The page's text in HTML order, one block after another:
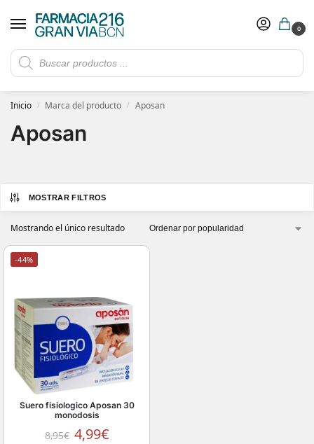
0
Rebajas de verano hasta -30%
​ 5€ de descuento con el cupón 5GRANVIA (compras superiores a 150€)
Inicio / Marca del producto / Aposan
Aposan
MOSTRAR FILTROS
Mostrando el único resultado
-44%
Suero fisiologico Aposan 30
monodosis
8,95€ 4,99€